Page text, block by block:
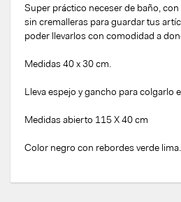
Super práctico neceser de baño,
sin cremalleras para guardar tus
poder llevarlos con comodidad a
Medidas 40 x 30 cm.
Lleva espejo y gancho para colgarlo
Medidas abierto 115 X 40 cm
Color negro con rebordes verde lima.